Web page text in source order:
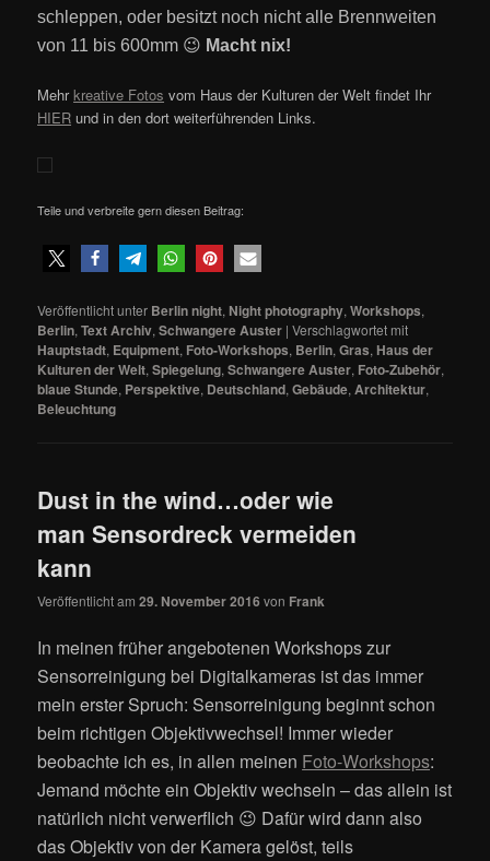
schleppen, oder besitzt noch nicht alle Brennweiten
von 11 bis 600mm 😉 Macht nix!
Mehrkreative Fotos vom Haus der Kulturen der Welt findet Ihr
HIER und in den dort weiterführenden Links.
Teile und verbreite gern diesen Beitrag:
Veröffentlicht unter Berlin night, Night photography,Workshops,
Berlin,Text Archiv,Schwangere Auster |Verschlagwortet mit
Hauptstadt, Equipment, Foto-Workshops, Berlin,Gras, Haus der
Kulturen der Welt,Spiegelung,Schwangere Auster, Foto-Zubehör,
blaue Stunde, Perspektive, Deutschland,Gebäude,Architektur,
Beleuchtung
Dust in the wind…oder wie
man Sensordreck vermeiden
kann
Veröffentlicht am29. November 2016 von Frank
In meinen früher angebotenen Workshops zur
Sensorreinigung bei Digitalkameras ist das immer
mein erster Spruch: Sensorreinigung beginnt schon
beim richtigen Objektivwechsel! Immer wieder
beobachte ich es, in allen meinen Foto-Workshops:
Jemand möchte ein Objektiv wechseln – das allein ist
natürlich nicht verwerflich 😉 Dafür wird dann also
das Objektiv von der Kamera gelöst, teils